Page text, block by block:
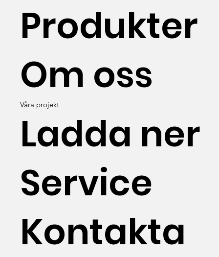
Produkter
Om oss
Våra projekt
Ladda ner
Service
Kontakta